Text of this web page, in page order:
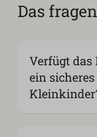
Das
Verfügt das
ein